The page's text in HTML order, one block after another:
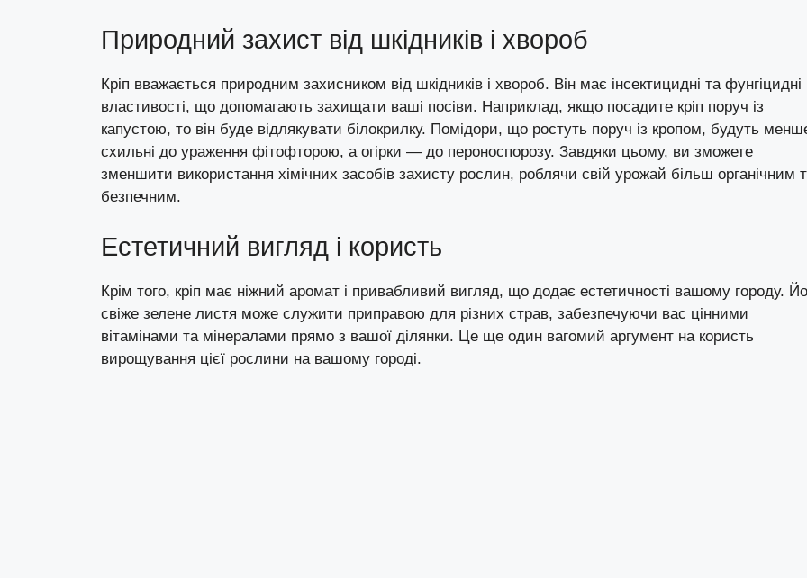
Природний захист від шкідників і хвороб
Кріп вважається природним захисником від шкідників і хвороб. Він має інсектицидні та фунгіцидні
властивості, що допомагають захищати ваші посіви. Наприклад, якщо посадите кріп поруч із
капустою, то він буде відлякувати білокрилку. Помідори, що ростуть поруч із кропом, будуть
схильні до ураження фітофторою, а огірки — до пероноспорозу. Завдяки цьому, ви зможете
зменшити використання хімічних засобів захисту рослин, роблячи свій урожай більш органічним
безпечним.
Естетичний вигляд і користь
Крім того, кріп має ніжний аромат і привабливий вигляд, що додає естетичності вашому городу.
свіже зелене листя може служити приправою для різних страв, забезпечуючи вас цінними
вітамінами та мінералами прямо з вашої ділянки. Це ще один вагомий аргумент на користь
вирощування цієї рослини на вашому городі.